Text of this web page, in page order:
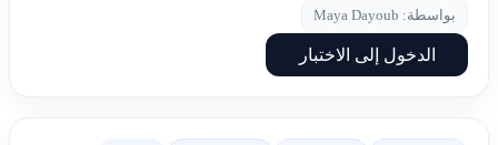
بواسطة: Maya Dayoub
الدخول إلى الاختبار